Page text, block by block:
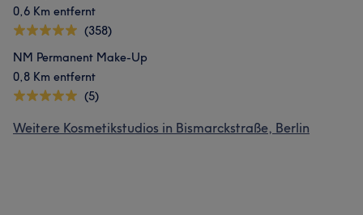
0,6 Km entfernt
(358)
NM Permanent Make-Up
0,8 Km entfernt
(5)
Weitere Kosmetikstudios in Bismarckstraße, Berlin